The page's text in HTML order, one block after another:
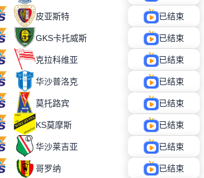
皮亚斯特 已结束
GKS卡托威斯 已结束
克拉科维亚 已结束
华沙普洛克 已结束
莫托路宾 已结束
KS莫摩斯 已结束
华沙莱吉亚 已结束
哥罗纳 已结束